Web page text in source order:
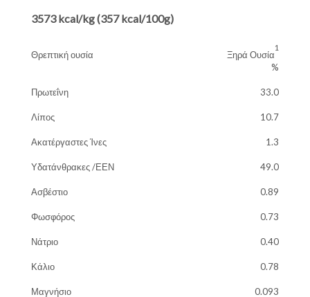
3573 kcal/kg (357 kcal/100g)
Θρεπτική ουσία Ξηρά Ουσία
1
%
Πρωτεΐνη 33.0
Λίπος 10.7
Ακατέργαστες Ίνες 1.3
Υδατάνθρακες /ΕΕΝ 49.0
Ασβέστιο 0.89
Φωσφόρος 0.73
Νάτριο 0.40
Κάλιο 0.78
Μαγνήσιο 0.093